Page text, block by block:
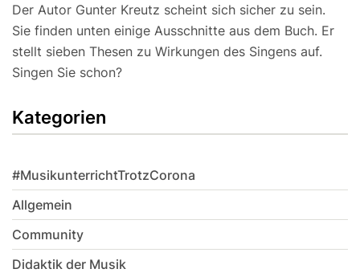
Der Autor Gunter Kreutz scheint sich sicher zu sein.
Sie finden unten einige Ausschnitte aus dem Buch. Er
stellt sieben Thesen zu Wirkungen des Singens auf.
Singen Sie schon?
Kategorien
#MusikunterrichtTrotzCorona
Allgemein
Community
Didaktik der Musik